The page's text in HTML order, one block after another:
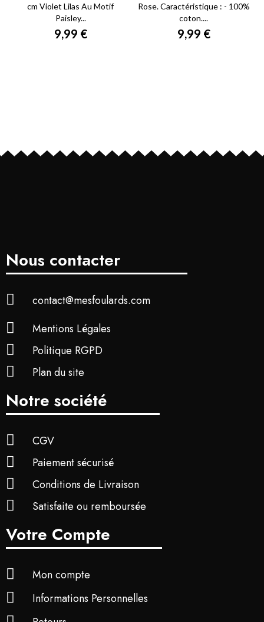
cm Violet Lilas Au Motif
Paisley...
9,99 €
Rose. Caractéristique : - 100%
coton....
9,99 €
Nous contacter
contact@mesfoulards.com
Mentions Légales
Politique RGPD
Plan du site
Notre société
CGV
Paiement sécurisé
Conditions de Livraison
Satisfaite ou remboursée
Votre Compte
Mon compte
Informations Personnelles